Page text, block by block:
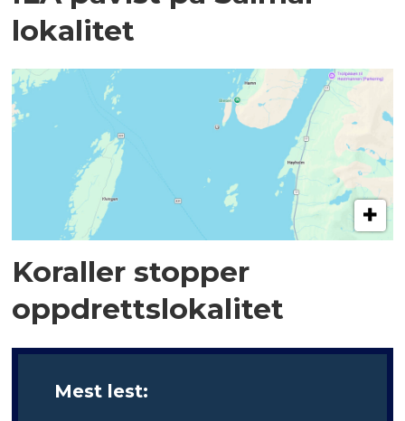
lokalitet
Koraller stopper
oppdrettslokalitet
Mest lest: